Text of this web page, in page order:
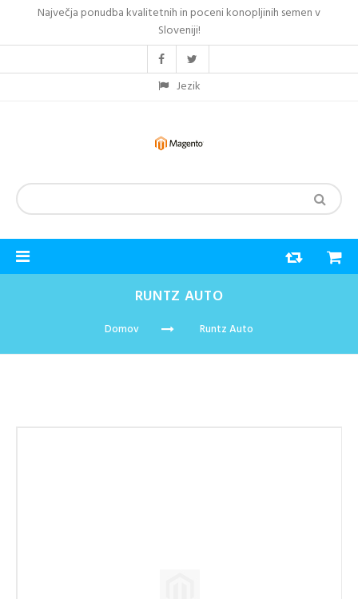
Največja ponudba kvalitetnih in poceni konopljinih semen v
Sloveniji!
Jezik
RUNTZ AUTO
Domov Runtz Auto